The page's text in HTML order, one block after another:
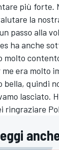
più forte.
la
passo alla
ha anche
molto
me era molto
bella, quindi
lasciato.
ringraziare